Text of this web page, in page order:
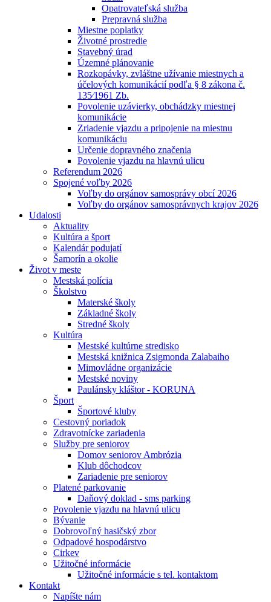
Opatrovateľská služba
Prepravná služba
Miestne poplatky
Životné prostredie
Stavebný úrad
Územné plánovanie
Rozkopávky, zvláštne užívanie miestnych a
účelových komunikácií podľa § 8 zákona č.
135⁄1961 Zb.
Povolenie uzávierky, obchádzky miestnej
komunikácie
Zriadenie vjazdu a pripojenie na miestnu
komunikáciu
Určenie dopravného značenia
Povolenie vjazdu na hlavnú ulicu
Referendum 2026
Spojené voľby 2026
Voľby do orgánov samosprávy obcí 2026
Voľby do orgánov samosprávnych krajov 2026
Udalosti
Aktuality
Kultúra a šport
Kalendár podujatí
Šamorín a okolie
Život v meste
Mestská polícia
Školstvo
Materské školy
Základné školy
Stredné školy
Kultúra
Mestské kultúrne stredisko
Mestská knižnica Zsigmonda Zalabaiho
Mimovládne organizácie
Mestské noviny
Paulánsky kláštor - KORUNA
Šport
Športové kluby
Cestovný poriadok
Zdravotnícke zariadenia
Služby pre seniorov
Domov seniorov Ambrózia
Klub dôchodcov
Zariadenie pre seniorov
Platené parkovanie
Daňový doklad - sms parking
Povolenie vjazdu na hlavnú ulicu
Bývanie
Dobrovoľný hasičský zbor
Odpadové hospodárstvo
Cirkev
Užitočné informácie
Užitočné informácie s tel. kontaktom
Kontakt
Napíšte nám